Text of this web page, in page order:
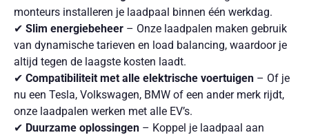
monteurs installeren je laadpaal binnen één werkdag.
✔ Slim energiebeheer – Onze laadpalen maken gebruik
van dynamische tarieven en load balancing, waardoor je
altijd tegen de laagste kosten laadt.
✔ Compatibiliteit met alle elektrische voertuigen – Of je
nu een Tesla, Volkswagen, BMW of een ander merk rijdt,
onze laadpalen werken met alle EV’s.
✔ Duurzame oplossingen – Koppel je laadpaal aan